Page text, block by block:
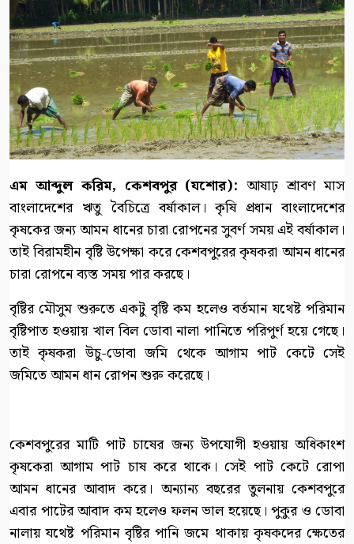
এম আব্দুল করিম, কেশবপুর (যশোর): আষাঢ় শ্রাবণ মাস
বাংলাদেশের ঋতু বৈচিত্রে বর্ষাকাল। কৃষি প্রধান বাংলাদেশের
কৃষকের জন্য আমন ধানের চারা রোপনের সুবর্ণ সময় এই বর্ষাকাল।
তাই বিরামহীন বৃষ্টি উপেক্ষা করে কেশবপুরের কৃষকরা আমন ধানের
চারা রোপনে ব্যস্ত সময় পার করছে।
বৃষ্টির মৌসুম শুরুতে একটু বৃষ্টি কম হলেও বর্তমান যথেষ্ট পরিমান
বৃষ্টিপাত হওয়ায় খাল বিল ডোবা নালা পানিতে পরিপুর্ণ হয়ে গেছে।
তাই কৃষকরা উচু-ডোবা জমি থেকে আগাম পাট কেটে সেই
জমিতে আমন ধান রোপন শুরু করেছে।
কেশবপুরের মাটি পাট চাষের জন্য উপযোগী হওয়ায় অধিকাংশ
কৃষকেরা আগাম পাট চাষ করে থাকে। সেই পাট কেটে রোপা
আমন ধানের আবাদ করে। অন্যান্য বছরের তুলনায় কেশবপুরে
এবার পাটের আবাদ কম হলেও ফলন ভাল হয়েছে। পুকুর ও ডোবা
নালায় যথেষ্ট পরিমান বৃষ্টির পানি জমে থাকায় কৃষকদের ক্ষেতের